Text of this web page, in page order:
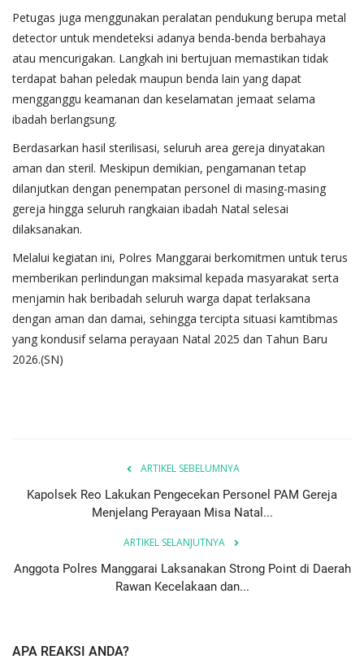
Petugas juga menggunakan peralatan pendukung berupa metal
detector untuk mendeteksi adanya benda-benda berbahaya
atau mencurigakan. Langkah ini bertujuan memastikan tidak
terdapat bahan peledak maupun benda lain yang dapat
mengganggu keamanan dan keselamatan jemaat selama
ibadah berlangsung.
Berdasarkan hasil sterilisasi, seluruh area gereja dinyatakan
aman dan steril. Meskipun demikian, pengamanan tetap
dilanjutkan dengan penempatan personel di masing-masing
gereja hingga seluruh rangkaian ibadah Natal selesai
dilaksanakan.
Melalui kegiatan ini, Polres Manggarai berkomitmen untuk terus
memberikan perlindungan maksimal kepada masyarakat serta
menjamin hak beribadah seluruh warga dapat terlaksana
dengan aman dan damai, sehingga tercipta situasi kamtibmas
yang kondusif selama perayaan Natal 2025 dan Tahun Baru
2026.(SN)
ARTIKEL SEBELUMNYA
Kapolsek Reo Lakukan Pengecekan Personel PAM Gereja
Menjelang Perayaan Misa Natal...
ARTIKEL SELANJUTNYA
Anggota Polres Manggarai Laksanakan Strong Point di Daerah
Rawan Kecelakaan dan...
APA REAKSI ANDA?